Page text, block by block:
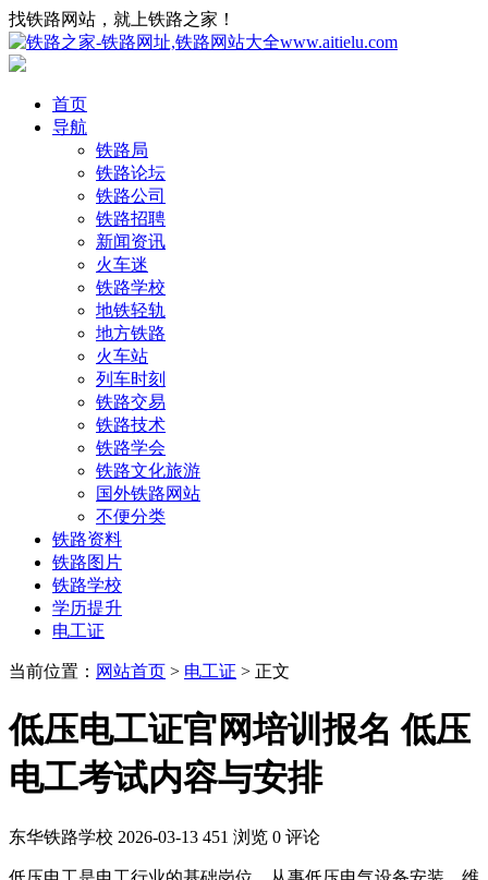
找铁路网站，就上铁路之家！
首页
导航
铁路局
铁路论坛
铁路公司
铁路招聘
新闻资讯
火车迷
铁路学校
地铁轻轨
地方铁路
火车站
列车时刻
铁路交易
铁路技术
铁路学会
铁路文化旅游
国外铁路网站
不便分类
铁路资料
铁路图片
铁路学校
学历提升
电工证
当前位置： 网站首页 > 电工证 > 正文
低压电工证官网培训报名 低压
电工考试内容与安排
东华铁路学校 2026-03-13 451 浏览 0 评论